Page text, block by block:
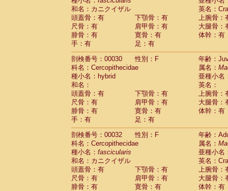
Cercopithecidae
Cercocebus
CercopithecidaeCercocebus
CercopithecidaeCercocebus
CercopithecidaeCercocebus hybrid(2)
CercopithecidaeCercocebus
CercopithecidaeLophocebus
Cercopithecidae
(0)
Cercopithecidae Papio cynocephalus
Cercopithecidae Papio hamadryas(1)
CercopithecidaePapio papio
CercopithecidaePapio
CercopithecidaeMandrillus
CercopithecidaeMandrillus sphinx
CercopithecidaeTheropithecus
CercopithecidaeMacaca arctoides(4)
Cercopithecidae Macaca assamensis
Cercopithecidae
Macaca
CercopithecidaeMacaca cyclopis (23)
CercopithecidaeMacaca fascicularis
CercopithecidaeMacaca fuscaca
和名：カニクイザル
英名：
頭蓋骨：有
下顎骨：有
上腕骨：
尺骨：有
肩甲骨：有
大腿骨：
腓骨：有
寛骨：有
体幹：有
手：有
足：有
剖検番号：00030
性別：F
年齢：
科名：Cercopithecidae
属名：
種小名：hybrid
亜種小名
和名：
英名：
頭蓋骨：有
下顎骨：有
上腕骨：
尺骨：有
肩甲骨：有
大腿骨：
腓骨：有
寛骨：有
体幹：有
手：有
足：有
剖検番号：00032
性別：F
年齢：
科名：Cercopithecidae
属名：
種小名： fascicularis
亜種小名
和名：カニクイザル
英名：
頭蓋骨：有
下顎骨：有
上腕骨：
尺骨：有
肩甲骨：有
大腿骨：
腓骨：有
寛骨：有
体幹：有